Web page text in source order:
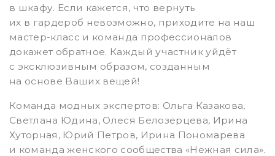
в шкафу. Если кажется, что вернуть
их в гардероб невозможно, приходите на наш
мастер-класс и команда профессионалов
докажет обратное. Каждый участник уйдёт
с эксклюзивным образом, созданным
на основе Ваших вещей!
Команда модных экспертов: Ольга Казакова,
Светлана Юдина, Олеся Белозерцева, Ирина
Хуторная, Юрий Петров, Ирина Пономарева
и команда женского сообщества «Нежная сила».